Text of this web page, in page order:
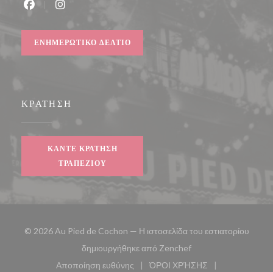
ΕΝΗΜΕΡΩΤΙΚΌ ΔΕΛΤΊΟ
ΚΡΆΤΗΣΗ
ΚΆΝΤΕ ΚΡΆΤΗΣΗ
ΤΡΑΠΕΖΙΟΎ
© 2026 Au Pied de Cochon — Η ιστοσελίδα του εστιατορίου
δημιουργήθηκε από Zenchef((ανοίγει σε νέο
Αποποίηση ευθύνης
ΌΡΟΙ ΧΡΉΣΗΣ